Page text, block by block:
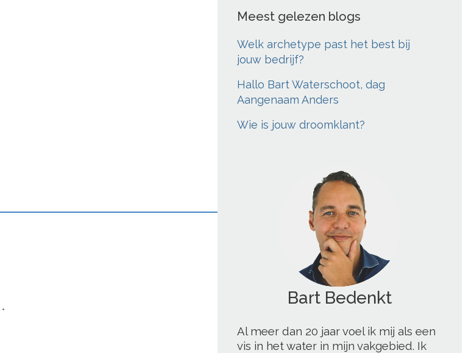
Meest gelezen blogs
Welk archetype past het best bij
jouw bedrijf?
Hallo Bart Waterschoot, dag
Aangenaam Anders
Wie is jouw droomklant?
';
Al meer dan 20 jaar voel ik mij als een
vis in het water in mijn vakgebied. Ik
*